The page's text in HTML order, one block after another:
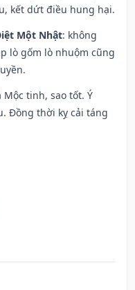
kết dứt điều hung hại.
Một Nhật: không
lò gốm lò nhuộm cũng
Mộc tinh, sao tốt. Ý
Đồng thời kỵ cải táng